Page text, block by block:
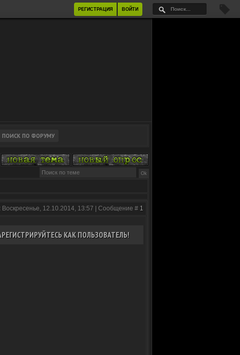
РЕГИСТРАЦИЯ ВОЙТИ
Воскресенье, 12.10.2014, 13:57 | Сообщение # 1
КАК ПОЛЬЗОВАТЕЛЬ!